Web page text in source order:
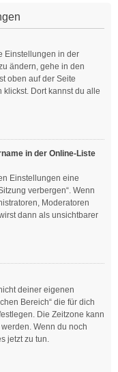
Einstellungen in der
ändern, gehe in den
oben auf der Seite
Dort kannst du alle
in der Online-Liste
Einstellungen eine
verbergen“. Wenn
Moderatoren
dann als unsichtbarer
deiner eigenen
Bereich“ die für dich
Die Zeitzone kann
Wenn du noch
jetzt zu tun.